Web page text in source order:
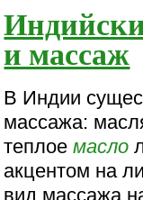
и массаж
В Индии
массажа:
теплоемасло
акцентом на
вид массажа